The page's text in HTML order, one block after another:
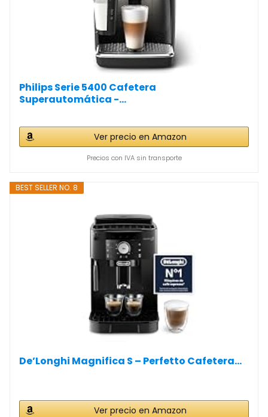
Philips Serie 5400 Cafetera
Superautomática -...
Ver precio en Amazon
Precios con IVA sin transporte
BEST SELLER NO. 8
De’Longhi Magnifica S – Perfetto Cafetera...
Ver precio en Amazon